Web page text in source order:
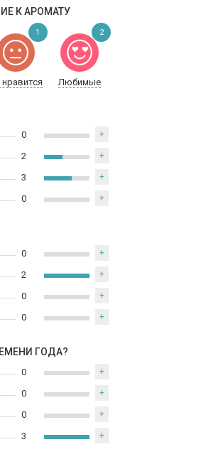
К АРОМАТУ
Любимые
1 2
0 +
2 +
3 +
0 +
0 +
2 +
0 +
0 +
ГОДА?
0 +
0 +
0 +
3 +